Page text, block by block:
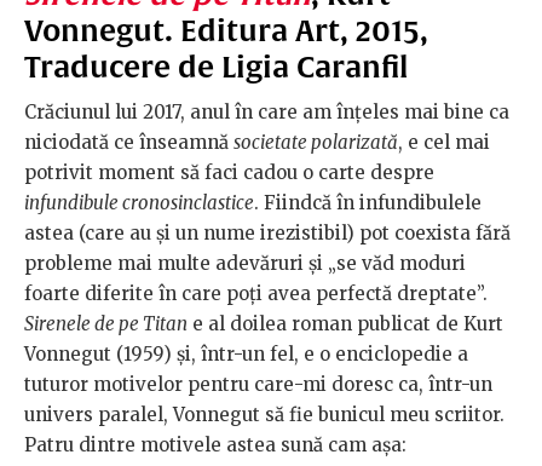
Vonnegut. Editura Art, 2015,
Traducere de Ligia Caranfil
Crăciunul lui 2017, anul în care am înțeles mai bine ca
niciodată ce înseamnă societate polarizată, e cel mai
potrivit moment să faci cadou o carte despre
infundibule cronosinclastice. Fiindcă în infundibulele
astea (care au și un nume irezistibil) pot coexista fără
probleme mai multe adevăruri și „se văd moduri
foarte diferite în care poți avea perfectă dreptate”.
Sirenele de pe Titan e al doilea roman publicat de Kurt
Vonnegut (1959) și, într-un fel, e o enciclopedie a
tuturor motivelor pentru care-mi doresc ca, într-un
univers paralel, Vonnegut să fie bunicul meu scriitor.
Patru dintre motivele astea sună cam așa: